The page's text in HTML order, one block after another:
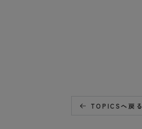
TOPICSへ戻る